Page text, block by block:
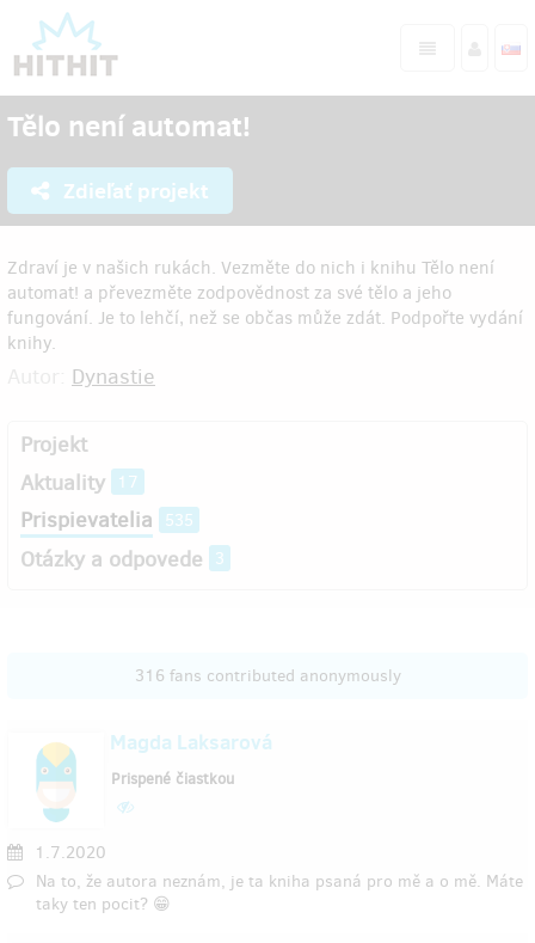
Tělo není automat!
Zdieľať projekt
Zdraví je v našich rukách. Vezměte do nich i knihu Tělo není
automat! a převezměte zodpovědnost za své tělo a jeho
fungování. Je to lehčí, než se občas může zdát. Podpořte vydání
knihy.
Dynastie
Projekt
Aktuality
17
Prispievatelia 535
Otázky a odpovede 3
316 fans contributed anonymously
Magda Laksarová
1.7.2020
Na to, že autora neznám, je ta kniha psaná pro mě a o mě. Máte
taky ten pocit? 😁
Prispené čiastkou